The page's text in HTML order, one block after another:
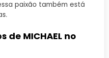
paixão também está
de MICHAEL no